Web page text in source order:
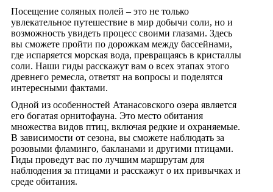
Посещение соляных полей – это не только
увлекательное путешествие в мир добычи соли, но и
возможность увидеть процесс своими глазами. Здесь
вы сможете пройти по дорожкам между бассейнами,
где испаряется морская вода, превращаясь в кристаллы
соли. Наши гиды расскажут вам о всех этапах этого
древнего ремесла, ответят на вопросы и поделятся
интересными фактами.
Одной из особенностей Атанасовского озера является
его богатая орнитофауна. Это место обитания
множества видов птиц, включая редкие и охраняемые.
В зависимости от сезона, вы сможете наблюдать за
розовыми фламинго, бакланами и другими птицами.
Гиды проведут вас по лучшим маршрутам для
наблюдения за птицами и расскажут о их привычках и
среде обитания.